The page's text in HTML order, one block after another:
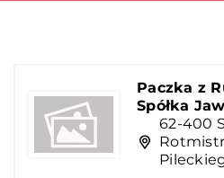
Paczka z
Spółka
62-400